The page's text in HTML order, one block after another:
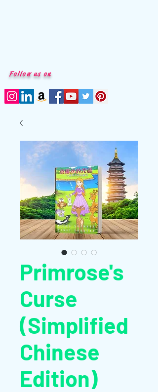
Follow us on
Primrose's
Curse
(Simplified
Chinese
Edition)